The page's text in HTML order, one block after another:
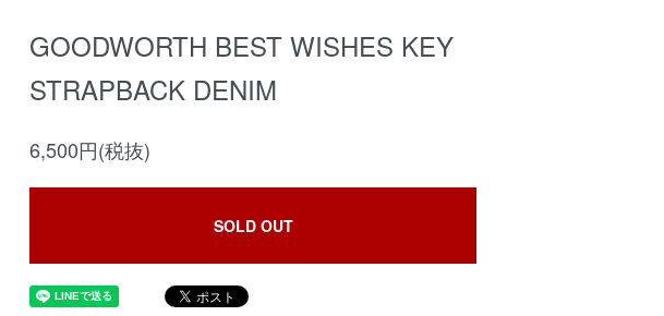
GOODWORTH BEST WISHES KEY
STRAPBACK DENIM
6,500円(税抜)
SOLD OUT